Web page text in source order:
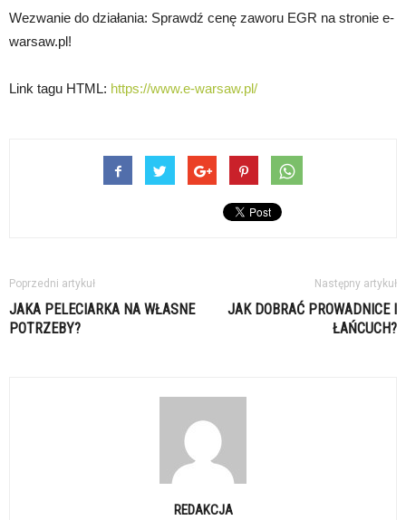
Wezwanie do działania: Sprawdź cenę zaworu EGR na stronie e-
warsaw.pl!
Link tagu HTML: https://www.e-warsaw.pl/
Poprzedni artykuł
JAKA PELECIARKA NA WŁASNE
POTRZEBY?
Następny artykuł
JAK DOBRAĆ PROWADNICE I
ŁAŃCUCH?
REDAKCJA